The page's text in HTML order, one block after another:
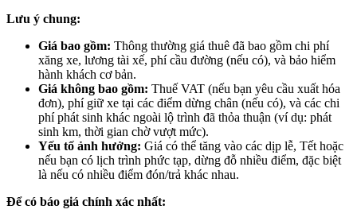
Lưu ý chung:
Giá bao gồm: Thông thường giá thuê đã bao gồm chi phí
xăng xe, lương tài xế, phí cầu đường (nếu có), và bảo hiểm
hành khách cơ bản.
Giá không bao gồm: Thuế VAT (nếu bạn yêu cầu xuất hóa
đơn), phí giữ xe tại các điểm dừng chân (nếu có), và các chi
phí phát sinh khác ngoài lộ trình đã thỏa thuận (ví dụ: phát
sinh km, thời gian chờ vượt mức).
Yếu tố ảnh hưởng: Giá có thể tăng vào các dịp lễ, Tết hoặc
nếu bạn có lịch trình phức tạp, dừng đỗ nhiều điểm, đặc biệt
là nếu có nhiều điểm đón/trả khác nhau.
Để có báo giá chính xác nhất: